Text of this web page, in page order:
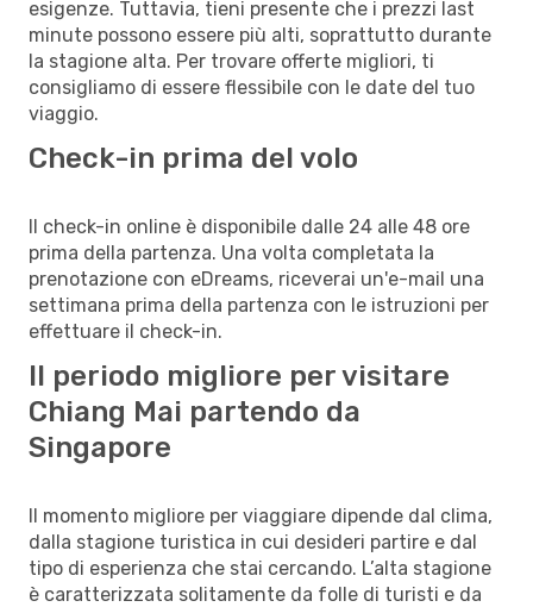
esigenze. Tuttavia, tieni presente che i prezzi last
minute possono essere più alti, soprattutto durante
la stagione alta. Per trovare offerte migliori, ti
consigliamo di essere flessibile con le date del tuo
viaggio.
Check-in prima del volo
Il check-in online è disponibile dalle 24 alle 48 ore
prima della partenza. Una volta completata la
prenotazione con eDreams, riceverai un'e-mail una
settimana prima della partenza con le istruzioni per
effettuare il check-in.
Il periodo migliore per visitare
Chiang Mai partendo da
Singapore
Il momento migliore per viaggiare dipende dal clima,
dalla stagione turistica in cui desideri partire e dal
tipo di esperienza che stai cercando. L’alta stagione
è caratterizzata solitamente da folle di turisti e da